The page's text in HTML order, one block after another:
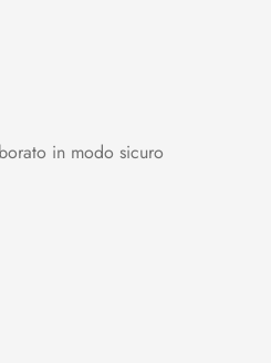
in modo sicuro